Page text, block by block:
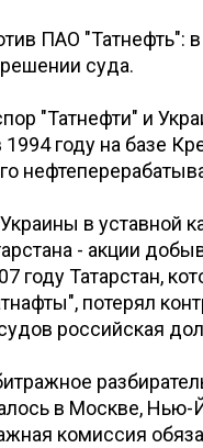
ПАО "Татнефть":
суда.
"Татнефти" и
1994 году на базе
в уставной
- акции
году Татарстан,
потерял
российская
в Москве,
комиссия